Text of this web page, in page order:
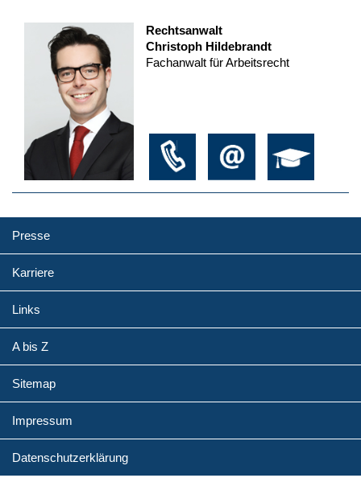
Rechtsanwalt
Christoph Hildebrandt
Fachanwalt für Arbeitsrecht
Presse
Karriere
Links
A bis Z
Sitemap
Impressum
Datenschutzerklärung